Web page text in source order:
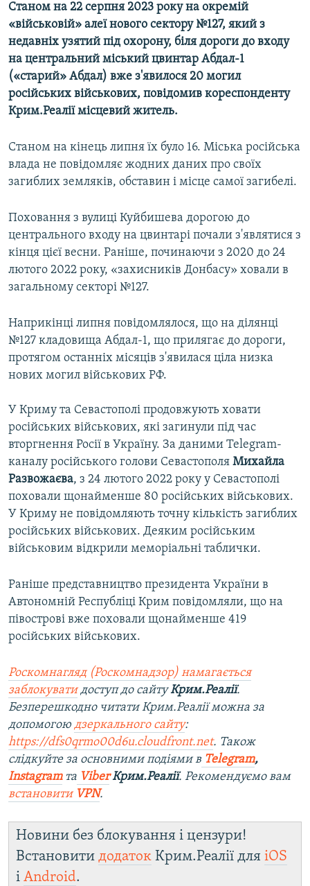
Станом на 22 серпня 2023 року на окремій
«військовій» алеї нового сектору №127, який з
недавніх узятий під охорону, біля дороги до входу
на центральний міський цвинтар Абдал-1
(«старий» Абдал) вже з'явилося 20 могил
російських військових, повідомив кореспонденту
Крим.Реалії місцевий житель.
Станом на кінець липня їх було 16. Міська російська
влада не повідомляє жодних даних про своїх
загиблих земляків, обставин і місце самої загибелі.
Поховання з вулиці Куйбишева дорогою до
центрального входу на цвинтарі почали з'являтися з
кінця цієї весни. Раніше, починаючи з 2020 до 24
лютого 2022 року, «захисників Донбасу» ховали в
загальному секторі №127.
Наприкінці липня повідомлялося, що на ділянці
№127 кладовища Абдал-1, що прилягає до дороги,
протягом останніх місяців з'явилася ціла низка
нових могил військових РФ.
У Криму та Севастополі продовжують ховати
російських військових, які загинули під час
вторгнення Росії в Україну. За даними Telegram-
каналу російського голови Севастополя Михайла
Развожаєва, з 24 лютого 2022 року у Севастополі
поховали щонайменше 80 російських військових.
У Криму не повідомляють точну кількість загиблих
російських військових. Деяким російським
військовим відкрили меморіальні таблички.
Раніше представництво президента України в
Автономній Республіці Крим повідомляли, що на
півострові вже поховали щонайменше 419
російських військових.
Роскомнагляд (Роскомнадзор) намагається
заблокуватидоступ до сайтуКрим.Реалії.
Безперешкодно читати Крим.Реалії можна за
допомогою дзеркального сайту:
https://dfs0qrmo00d6u.cloudfront.net. Також
слідкуйте за основними подіями в Telegram,
Instagramта ViberКрим.Реалії. Рекомендуємо вам
встановити VPN.
Новини без блокування і цензури!
Встановити додаток Крим.Реалії для iOS
і Android.